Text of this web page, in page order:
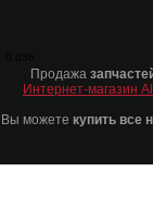
Продажа
Интернет-магазин
Вы можете купить все